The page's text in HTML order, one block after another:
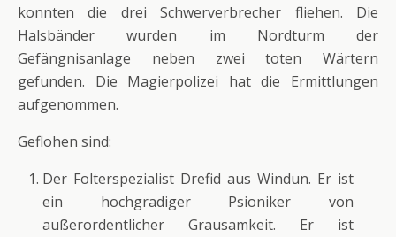
konnten die drei Schwerverbrecher fliehen. Die
Halsbänder wurden im Nordturm der
Gefängnisanlage neben zwei toten Wärtern
gefunden. Die Magierpolizei hat die Ermittlungen
aufgenommen.
Geflohen sind:
Der Folterspezialist Drefid aus Windun. Er ist
ein hochgradiger Psioniker von
außerordentlicher Grausamkeit. Er ist